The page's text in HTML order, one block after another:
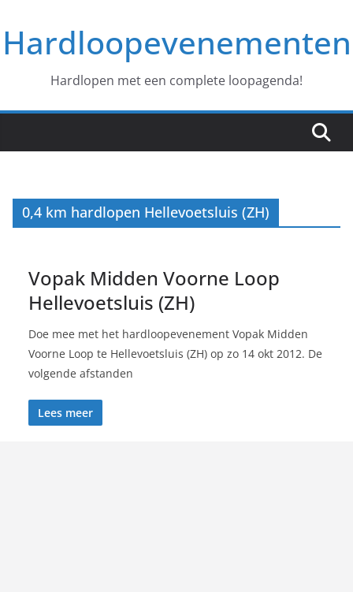
naar
deHardloopevenementen
Hardlopen met een complete loopagenda!
0,4 km hardlopen Hellevoetsluis (ZH)
Vopak Midden Voorne Loop
Hellevoetsluis (ZH)
Doe mee met het hardloopevenement Vopak Midden
Voorne Loop te Hellevoetsluis (ZH) op zo 14 okt 2012. De
volgende afstanden
Lees meer